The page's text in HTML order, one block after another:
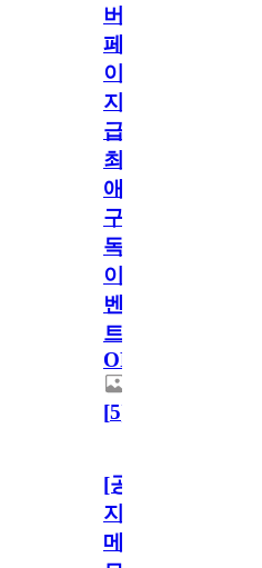
버
페
이
지
급!
최
애
구
독
이
벤
트
OPEN!
[5]
[공
지]
메